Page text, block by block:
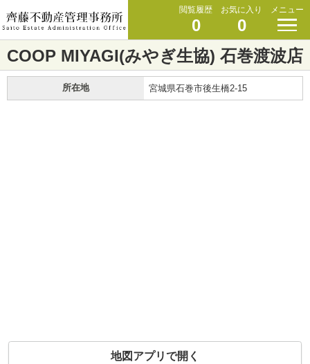
閲覧履歴
0
お気に入り
0
メニュー
COOP MIYAGI(みやぎ生協) 石巻渡波店
所在地 宮城県石巻市後生橋2-15
地図アプリで開く